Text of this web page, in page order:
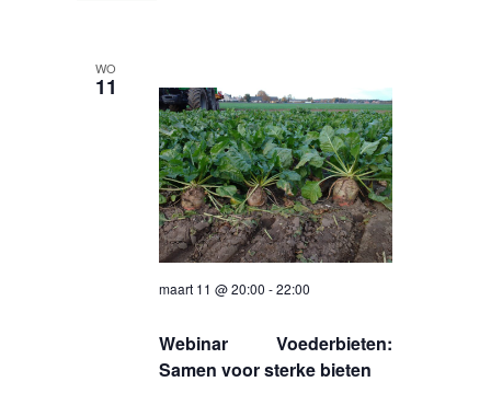
WO
11
Webinar Voederbieten:
Samen voor sterke bieten
maart 11 @ 20:00 -22:00